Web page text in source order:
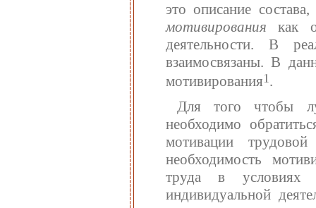
это описание
мотивирования как
деятельности. В
взаимосвязаны. В
мотивирования1.
Для того чтобы
необходимо
мотивации
необходимость
труда в условиях
индивидуальной